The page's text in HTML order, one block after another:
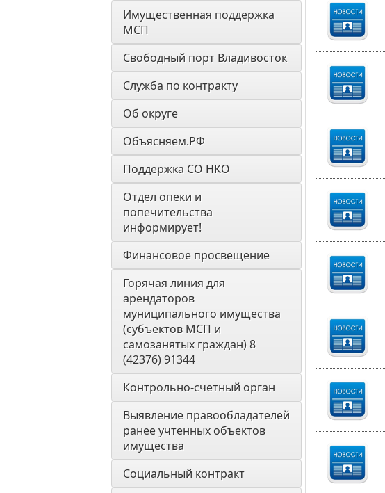
Имущественная поддержка
МСП
Свободный порт Владивосток
Служба по контракту
Об округе
Объясняем.РФ
Поддержка СО НКО
Отдел опеки и
попечительства
информирует!
Финансовое просвещение
Горячая линия для
арендаторов
муниципального имущества
(субъектов МСП и
самозанятых граждан) 8
(42376) 91344
Контрольно-счетный орган
Выявление правообладателей
ранее учтенных объектов
имущества
Социальный контракт